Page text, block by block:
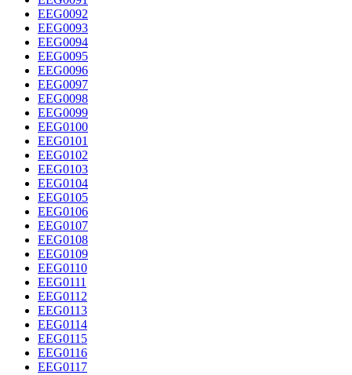
EEG0092
EEG0093
EEG0094
EEG0095
EEG0096
EEG0097
EEG0098
EEG0099
EEG0100
EEG0101
EEG0102
EEG0103
EEG0104
EEG0105
EEG0106
EEG0107
EEG0108
EEG0109
EEG0110
EEG0111
EEG0112
EEG0113
EEG0114
EEG0115
EEG0116
EEG0117